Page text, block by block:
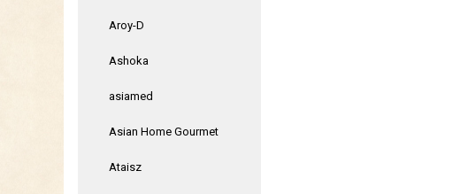
Aroy-D
Ashoka
asiamed
Asian Home Gourmet
Ataisz